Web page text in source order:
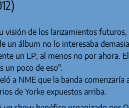
visión de los lanzamientos
un álbum no lo interesaba
un LP; al menos no por ahora.
un poco de eso".
a NME que la banda
de Yorke expuestos arriba.